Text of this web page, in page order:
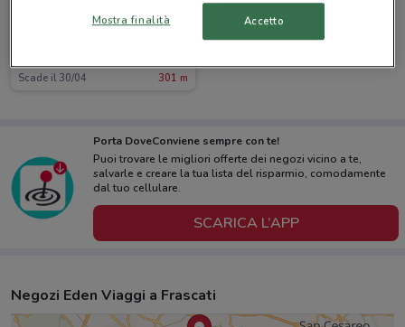
Scade il 30/04 301 m
Porta DoveConviene sempre con te!
Puoi trovare le migliori offerte dei negozi vicino a te,
salvarle e creare la tua lista del risparmio, comodamente
dal tuo cellulare.
SCARICA L’APP
Negozi Eden Viaggi a Frascati
Mostra finalità Accetto